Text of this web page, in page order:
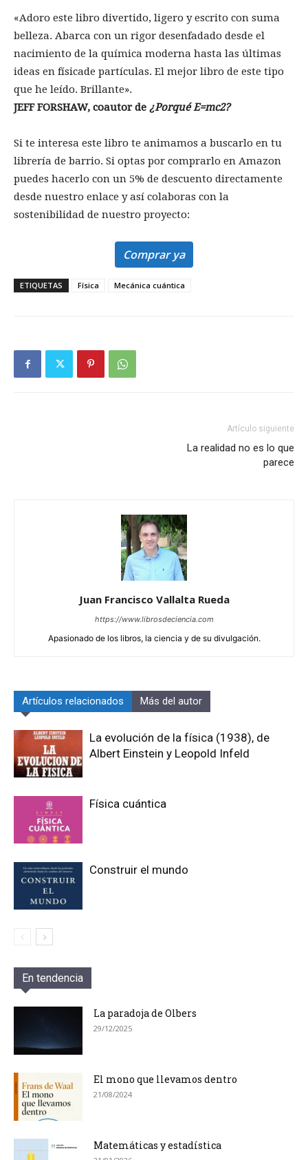
«Adoro este libro divertido, ligero y escrito con suma
belleza. Abarca con un rigor desenfadado desde el
nacimiento de la química moderna hasta las últimas
ideas en físicade partículas. El mejor libro de este tipo
que he leído. Brillante».
JEFF FORSHAW, coautor de ¿Porqué E=mc2?
Si te interesa este libro te animamos a buscarlo en tu
librería de barrio. Si optas por comprarlo en Amazon
puedes hacerlo con un 5% de descuento directamente
desde nuestro enlace y así colaboras con la
sostenibilidad de nuestro proyecto:
Comprar ya
ETIQUETAS Física Mecánica cuántica
Artículo siguiente
La realidad no es lo que
parece
Juan Francisco Vallalta Rueda
https://www.librosdeciencia.com
Apasionado de los libros, la ciencia y de su divulgación.
Artículos relacionados Más del autor
La evolución de la física (1938), de
Albert Einstein y Leopold Infeld
Física cuántica
Construir el mundo
En tendencia
La paradoja de Olbers
29/12/2025
El mono que llevamos dentro
21/08/2024
Matemáticas y estadística